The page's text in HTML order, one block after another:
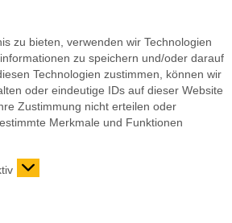
zu bieten, verwenden wir Technologien
zu speichern und/oder darauf
Technologien zustimmen, können wir
oder eindeutige IDs auf dieser Website
Zustimmung nicht erteilen oder
Merkmale und Funktionen